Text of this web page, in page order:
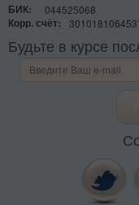
БИК:
044525068
Корр. счёт:
Будьте в курсе